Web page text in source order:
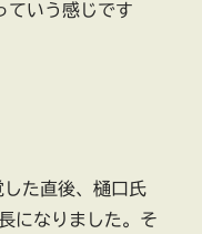
ていう感じです
た直後、樋口氏
になりました。そ